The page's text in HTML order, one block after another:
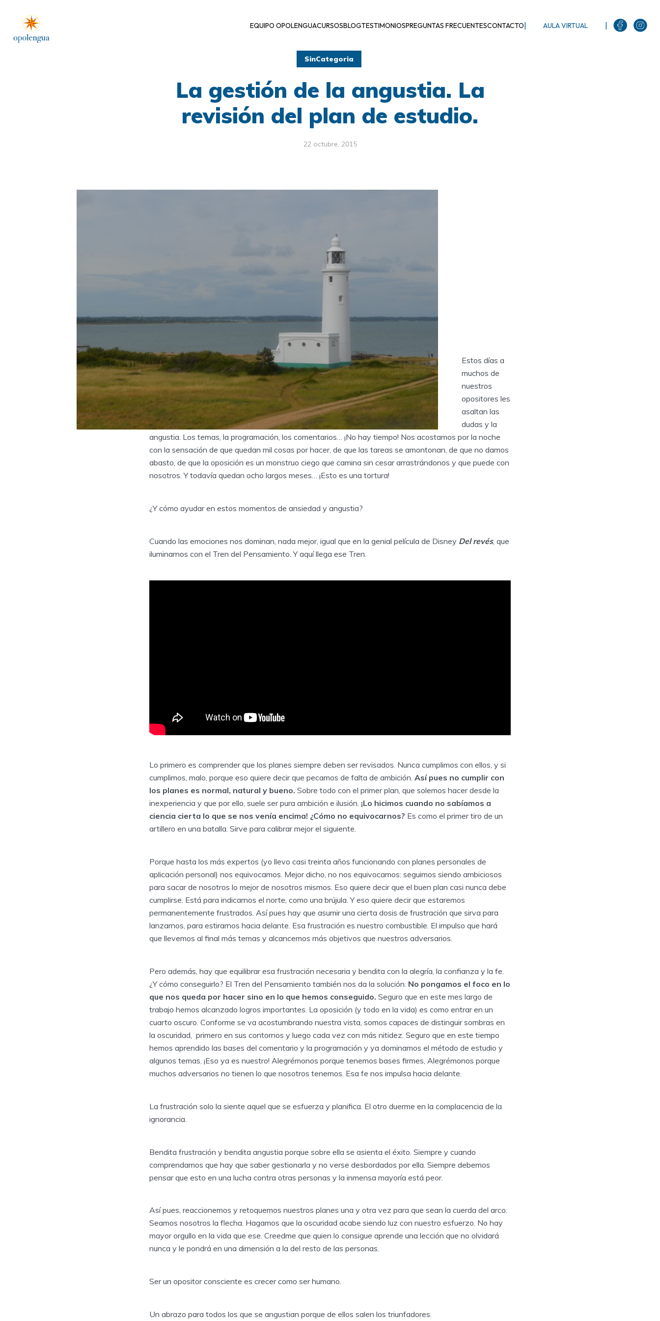
EQUIPO OPOLENGUACURSOSBLOGTESTIMONIOSPREGUNTAS FRECUENTESCONTACTO| AULA VIRTUAL |
SinCategoria
La gestión de la angustia. La
revisión del plan de estudio.
22 octubre, 2015
Estos días a
muchos de
nuestros
opositores les
asaltan las
dudas y la
angustia. Los temas, la programación, los comentarios… ¡No hay tiempo! Nos acostamos por la noche
con la sensación de que quedan mil cosas por hacer, de que las tareas se amontonan, de que no damos
abasto, de que la oposición es un monstruo ciego que camina sin cesar arrastrándonos y que puede con
nosotros. Y todavía quedan ocho largos meses… ¡Esto es una tortura!
¿Y cómo ayudar en estos momentos de ansiedad y angustia?
Cuando las emociones nos dominan, nada mejor, igual que en la genial película de Disney Del revés, que
iluminarnos con el Tren del Pensamiento. Y aquí llega ese Tren.
Lo primero es comprender que los planes siempre deben ser revisados. Nunca cumplimos con ellos, y si
cumplimos, malo, porque eso quiere decir que pecamos de falta de ambición. Así pues no cumplir con
los planes es normal, natural y bueno. Sobre todo con el primer plan, que solemos hacer desde la
inexperiencia y que por ello, suele ser pura ambición e ilusión. ¡Lo hicimos cuando no sabíamos a
ciencia cierta lo que se nos venía encima! ¿Cómo no equivocarnos? Es como el primer tiro de un
artillero en una batalla. Sirve para calibrar mejor el siguiente.
Porque hasta los más expertos (yo llevo casi treinta años funcionando con planes personales de
aplicación personal) nos equivocamos. Mejor dicho, no nos equivocamos: seguimos siendo ambiciosos
para sacar de nosotros lo mejor de nosotros mismos. Eso quiere decir que el buen plan casi nunca debe
cumplirse. Está para indicarnos el norte, como una brújula. Y eso quiere decir que estaremos
permanentemente frustrados. Así pues hay que asumir una cierta dosis de frustración que sirva para
lanzarnos, para estirarnos hacia delante. Esa frustración es nuestro combustible. El impulso que hará
que llevemos al final más temas y alcancemos más objetivos que nuestros adversarios.
Pero además, hay que equilibrar esa frustración necesaria y bendita con la alegría, la confianza y la fe.
¿Y cómo conseguirlo? El Tren del Pensamiento también nos da la solución. No pongamos el foco en lo
que nos queda por hacer sino en lo que hemos conseguido. Seguro que en este mes largo de
trabajo hemos alcanzado logros importantes. La oposición (y todo en la vida) es como entrar en un
cuarto oscuro. Conforme se va acostumbrando nuestra vista, somos capaces de distinguir sombras en
la oscuridad, primero en sus contornos y luego cada vez con más nitidez. Seguro que en este tiempo
hemos aprendido las bases del comentario y la programación y ya dominamos el método de estudio y
algunos temas. ¡Eso ya es nuestro! Alegrémonos porque tenemos bases firmes, Alegrémonos porque
muchos adversarios no tienen lo que nosotros tenemos. Esa fe nos impulsa hacia delante.
La frustración solo la siente aquel que se esfuerza y planifica. El otro duerme en la complacencia de la
ignorancia.
Bendita frustración y bendita angustia porque sobre ella se asienta el éxito. Siempre y cuando
comprendamos que hay que saber gestionarla y no verse desbordados por ella. Siempre debemos
pensar que esto en una lucha contra otras personas y la inmensa mayoría está peor.
Así pues, reaccionemos y retoquemos nuestros planes una y otra vez para que sean la cuerda del arco.
Seamos nosotros la flecha. Hagamos que la oscuridad acabe siendo luz con nuestro esfuerzo. No hay
mayor orgullo en la vida que ese. Creedme que quien lo consigue aprende una lección que no olvidará
nunca y le pondrá en una dimensión a la del resto de las personas.
Ser un opositor consciente es crecer como ser humano.
Un abrazo para todos los que se angustian porque de ellos salen los triunfadores.